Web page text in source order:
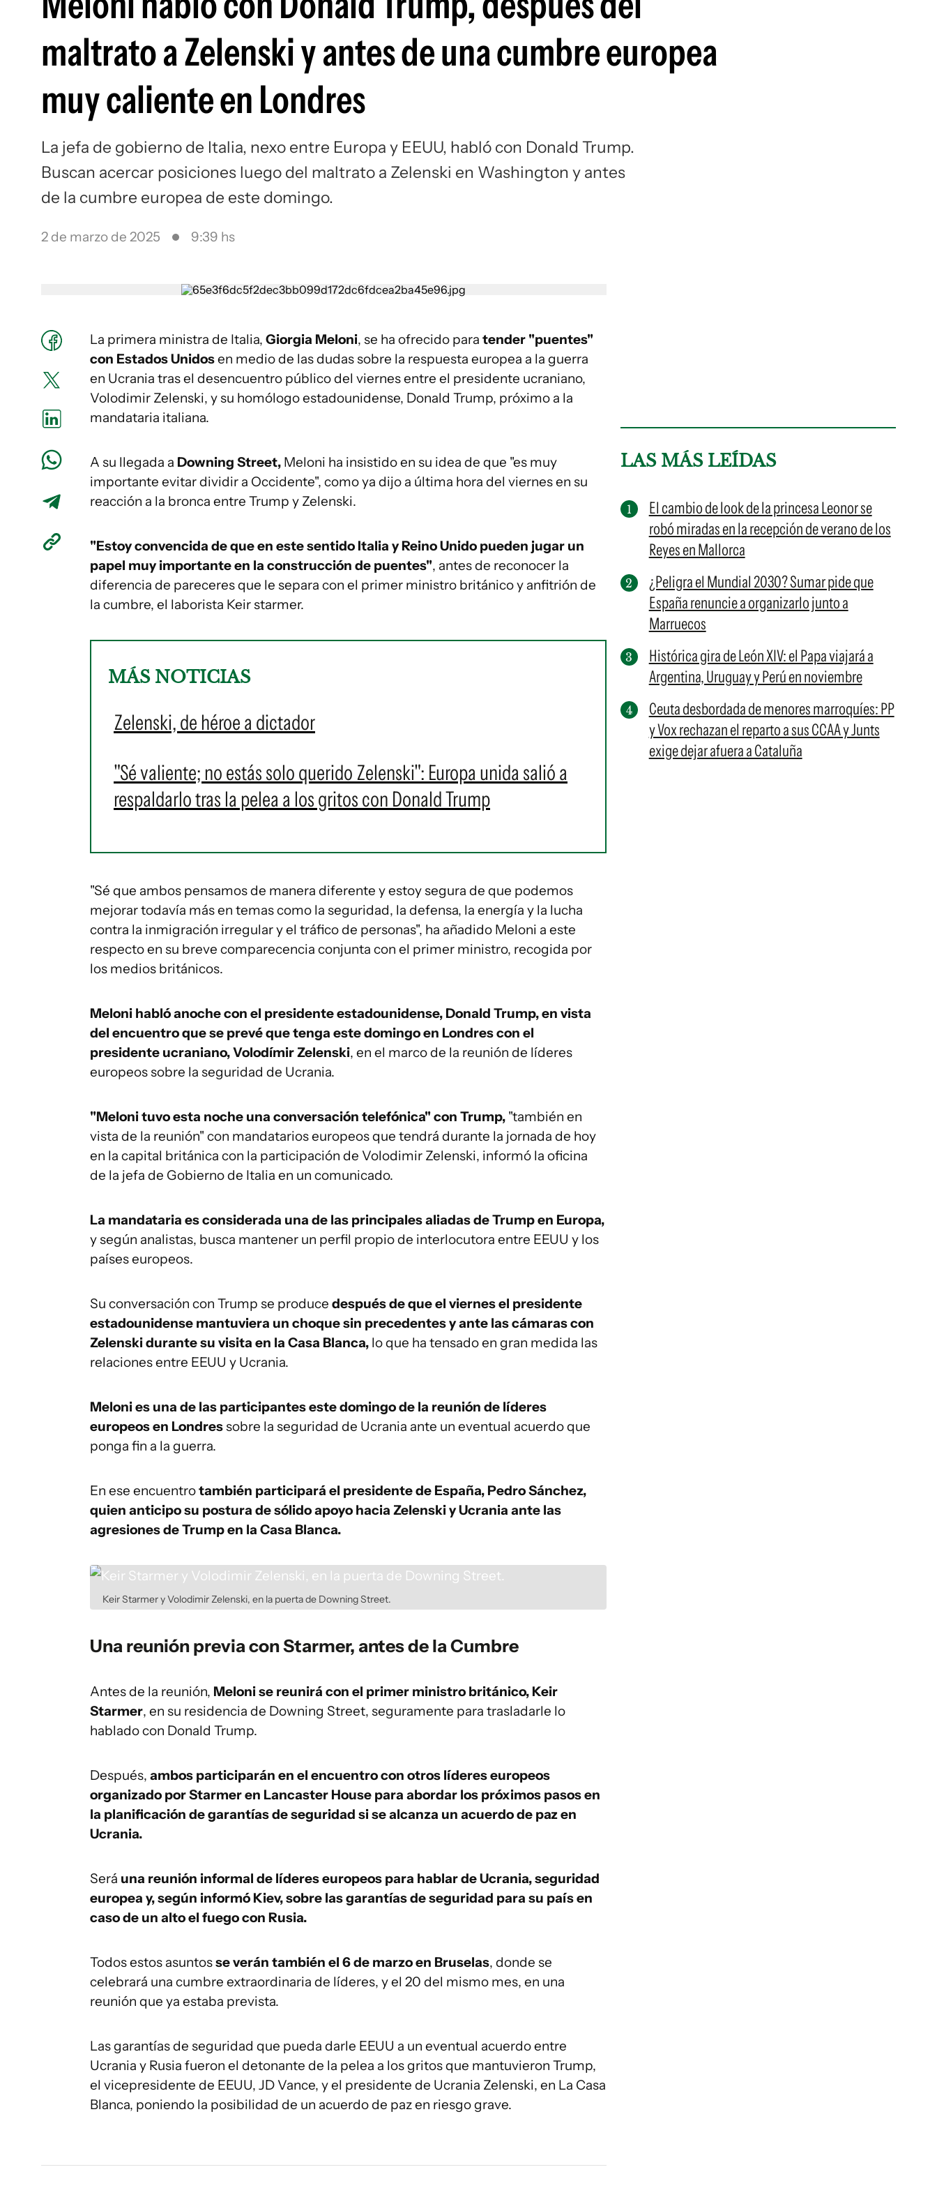
Siguenos en:
maltrato a Zelenski y antes de una cumbre europea
muy caliente en Londres
La jefa de gobierno de Italia, nexo entre Europa y EEUU, habló con Donald Trump.
Buscan acercar posiciones luego del maltrato a Zelenski en Washington y antes
de la cumbre europea de este domingo.
2 de marzo de 2025 9:39 hs
La primera ministra de Italia, Giorgia Meloni, se ha ofrecido para tender "puentes"
con Estados Unidosen medio de las dudas sobre la respuesta europea a la guerra
en Ucrania tras el desencuentro público del viernes entre el presidente ucraniano,
Volodimir Zelenski, y su homólogo estadounidense, Donald Trump, próximo a la
mandataria italiana.
A su llegada a Downing Street, Meloni ha insistido en su idea de que "es muy
importante evitar dividir a Occidente", como ya dijo a última hora del viernes en su
reacción a la bronca entre Trump y Zelenski.
"Estoy convencida de que en este sentido Italia y Reino Unido pueden jugar un
papel muy importante en la construcción de puentes", antes de reconocer la
diferencia de pareceres que le separa con el primer ministro británico y anfitrión de
la cumbre, el laborista Keir starmer.
MÁS NOTICIAS
Zelenski, de héroe a dictador
"Sé valiente; no estás solo querido Zelenski": Europa unida salió a
respaldarlo tras la pelea a los gritos con Donald Trump
"Sé que ambos pensamos de manera diferente y estoy segura de que podemos
mejorar todavía más en temas como la seguridad, la defensa, la energía y la lucha
contra la inmigración irregular y el tráfico de personas", ha añadido Meloni a este
respecto en su breve comparecencia conjunta con el primer ministro, recogida por
los medios británicos.
Meloni habló anoche con el presidente estadounidense, Donald Trump, en vista
del encuentro que se prevé que tenga este domingo en Londres con el
presidente ucraniano, Volodímir Zelenski, en el marco de la reunión de líderes
europeos sobre la seguridad de Ucrania.
"Meloni tuvo esta noche una conversación telefónica" con Trump, "también en
vista de la reunión" con mandatarios europeos que tendrá durante la jornada de hoy
en la capital británica con la participación de Volodimir Zelenski, informó la oficina
de la jefa de Gobierno de Italia en un comunicado.
La mandataria es considerada una de las principales aliadas de Trump en Europa,
y según analistas, busca mantener un perfil propio de interlocutora entre EEUU y los
países europeos.
Su conversación con Trump se produce después de que el viernes el presidente
estadounidense mantuviera un choque sin precedentes y ante las cámaras con
Zelenski durante su visita en la Casa Blanca, lo que ha tensado en gran medida las
relaciones entre EEUU y Ucrania.
Meloni es una de las participantes este domingo de la reunión de líderes
europeos en Londressobre la seguridad de Ucrania ante un eventual acuerdo que
ponga fin a la guerra.
En ese encuentrotambién participará el presidente de España, Pedro Sánchez,
quien anticipo su postura de sólido apoyo hacia Zelenski y Ucrania ante las
agresiones de Trump en la Casa Blanca.
Keir Starmer y Volodimir Zelenski, en la puerta de Downing Street.
Una reunión previa con Starmer, antes de la Cumbre
Antes de la reunión, Meloni se reunirá con el primer ministro británico, Keir
Starmer, en su residencia de Downing Street, seguramente para trasladarle lo
hablado con Donald Trump.
Después, ambos participarán en el encuentro con otros líderes europeos
organizado por Starmer en Lancaster House para abordar los próximos pasos en
la planificación de garantías de seguridad si se alcanza un acuerdo de paz en
Ucrania.
Será una reunión informal de líderes europeos para hablar de Ucrania, seguridad
europea y, según informó Kiev, sobre las garantías de seguridad para su país en
caso de un alto el fuego con Rusia.
Todos estos asuntosse verán también el 6 de marzo en Bruselas, donde se
celebrará una cumbre extraordinaria de líderes, y el 20 del mismo mes, en una
reunión que ya estaba prevista.
Las garantías de seguridad que pueda darle EEUU a un eventual acuerdo entre
Ucrania y Rusia fueron el detonante de la pelea a los gritos que mantuvieron Trump,
el vicepresidente de EEUU, JD Vance, y el presidente de Ucrania Zelenski, en La Casa
Blanca, poniendo la posibilidad de un acuerdo de paz en riesgo grave.
LAS MÁS LEÍDAS
El cambio de look de la princesa Leonor se
robó miradas en la recepción de verano de los
Reyes en Mallorca
¿Peligra el Mundial 2030? Sumar pide que
España renuncie a organizarlo junto a
Marruecos
Histórica gira de León XIV: el Papa viajará a
Argentina, Uruguay y Perú en noviembre
Ceuta desbordada de menores marroquíes: PP
y Vox rechazan el reparto a sus CCAA y Junts
exige dejar afuera a Cataluña